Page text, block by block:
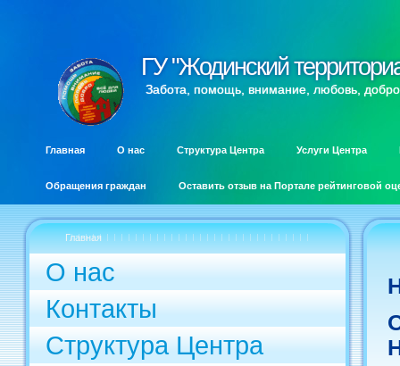
ГУ "Жодинский
ГУ "Жодинский
Забота, помощь, внимание, любовь, добро
Главная О нас Структура Центра Услуги Центра
Обращения граждан Оставить отзыв на Портале рейтинговой
Главная
О нас
Контакты
Структура Центра